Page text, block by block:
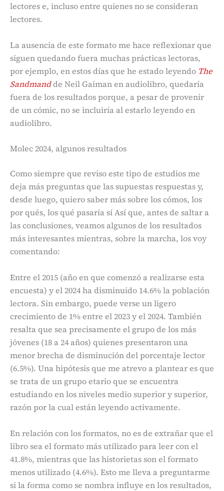
lectores e, incluso entre quienes no se consideran
lectores.
La ausencia de este formato me hace reflexionar que
siguen quedando fuera muchas prácticas lectoras,
por ejemplo, en estos días que he estado leyendo The
Sandmandde Neil Gaiman en audiolibro, quedaría
fuera de los resultados porque, a pesar de provenir
de un cómic, no se incluiría al estarlo leyendo en
audiolibro.
Molec 2024, algunos resultados
Como siempre que reviso este tipo de estudios me
deja más preguntas que las supuestas respuestas y,
desde luego, quiero saber más sobre los cómos, los
por qués, los qué pasaría sí Así que, antes de saltar a
las conclusiones, veamos algunos de los resultados
más interesantes mientras, sobre la marcha, los voy
comentando:
Entre el 2015 (año en que comenzó a realizarse esta
encuesta) y el 2024 ha disminuido 14.6% la población
lectora. Sin embargo, puede verse un ligero
crecimiento de 1% entre el 2023 y el 2024. También
resalta que sea precisamente el grupo de los más
jóvenes (18 a 24 años) quienes presentaron una
menor brecha de disminución del porcentaje lector
(6.5%). Una hipótesis que me atrevo a plantear es que
se trata de un grupo etario que se encuentra
estudiando en los niveles medio superior y superior,
razón por la cual están leyendo activamente.
En relación con los formatos, no es de extrañar que el
libro sea el formato más utilizado para leer con el
41.8%, mientras que las historietas son el formato
menos utilizado (4.6%). Esto me lleva a preguntarme
si la forma como se nombra influye en los resultados,